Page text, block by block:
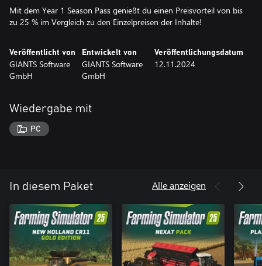
Mit dem Year 1 Season Pass genießt du einen Preisvorteil von bis
zu 25 % im Vergleich zu den Einzelpreisen der Inhalte!
Veröffentlicht von
GIANTS Software
GmbH
Entwickelt von
GIANTS Software
GmbH
Veröffentlichungsdatum
12.11.2024
Wiedergabe mit
PC
In diesem Paket Alle anzeigen